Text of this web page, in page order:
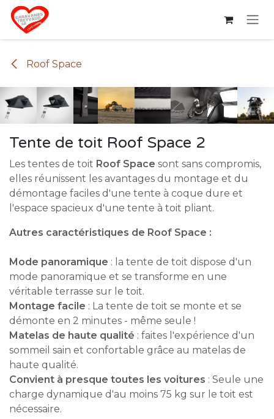
Se rendre au contenu
Roof Space
Tente de toit Roof Space 2
Les tentes de toit Roof Space sont sans compromis,
elles réunissent les avantages du montage et du
démontage faciles d'une tente à coque dure et
l'espace spacieux d'une tente à toit pliant.
Autres caractéristiques de Roof Space :
Mode panoramique : la tente de toit dispose d'un
mode panoramique et se transforme en une
véritable terrasse sur le toit.
Montage facile : La tente de toit se monte et se
démonte en 2 minutes - même seule !
Matelas de haute qualité : faites l'expérience d'un
sommeil sain et confortable grâce au matelas de
haute qualité.
Convient à presque toutes les voitures : Seule une
charge dynamique d'au moins 75 kg sur le toit est
nécessaire.